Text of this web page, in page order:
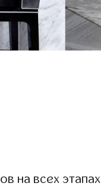
на всех этапах